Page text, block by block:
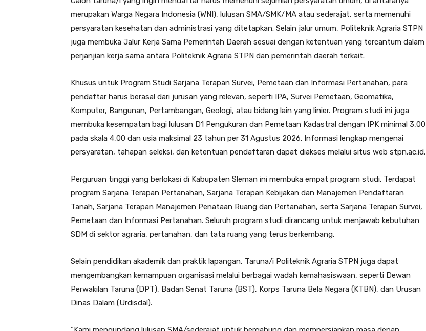
merupakan Warga Negara Indonesia (WNI), lulusan SMA/SMK/MA atau sederajat, serta memenuhi
persyaratan kesehatan dan administrasi yang ditetapkan. Selain jalur umum, Politeknik Agraria STPN
juga membuka Jalur Kerja Sama Pemerintah Daerah sesuai dengan ketentuan yang tercantum dalam
perjanjian kerja sama antara Politeknik Agraria STPN dan pemerintah daerah terkait.
Khusus untuk Program Studi Sarjana Terapan Survei, Pemetaan dan Informasi Pertanahan, para
pendaftar harus berasal dari jurusan yang relevan, seperti IPA, Survei Pemetaan, Geomatika,
Komputer, Bangunan, Pertambangan, Geologi, atau bidang lain yang linier. Program studi ini juga
membuka kesempatan bagi lulusan D1 Pengukuran dan Pemetaan Kadastral dengan IPK minimal 3,00
pada skala 4,00 dan usia maksimal 23 tahun per 31 Agustus 2026. Informasi lengkap mengenai
persyaratan, tahapan seleksi, dan ketentuan pendaftaran dapat diakses melalui situs web stpn.ac.id.
Perguruan tinggi yang berlokasi di Kabupaten Sleman ini membuka empat program studi. Terdapat
program Sarjana Terapan Pertanahan, Sarjana Terapan Kebijakan dan Manajemen Pendaftaran
Tanah, Sarjana Terapan Manajemen Penataan Ruang dan Pertanahan, serta Sarjana Terapan Survei,
Pemetaan dan Informasi Pertanahan. Seluruh program studi dirancang untuk menjawab kebutuhan
SDM di sektor agraria, pertanahan, dan tata ruang yang terus berkembang.
Selain pendidikan akademik dan praktik lapangan, Taruna/i Politeknik Agraria STPN juga dapat
mengembangkan kemampuan organisasi melalui berbagai wadah kemahasiswaan, seperti Dewan
Perwakilan Taruna (DPT), Badan Senat Taruna (BST), Korps Taruna Bela Negara (KTBN), dan Urusan
Dinas Dalam (Urdisdal).